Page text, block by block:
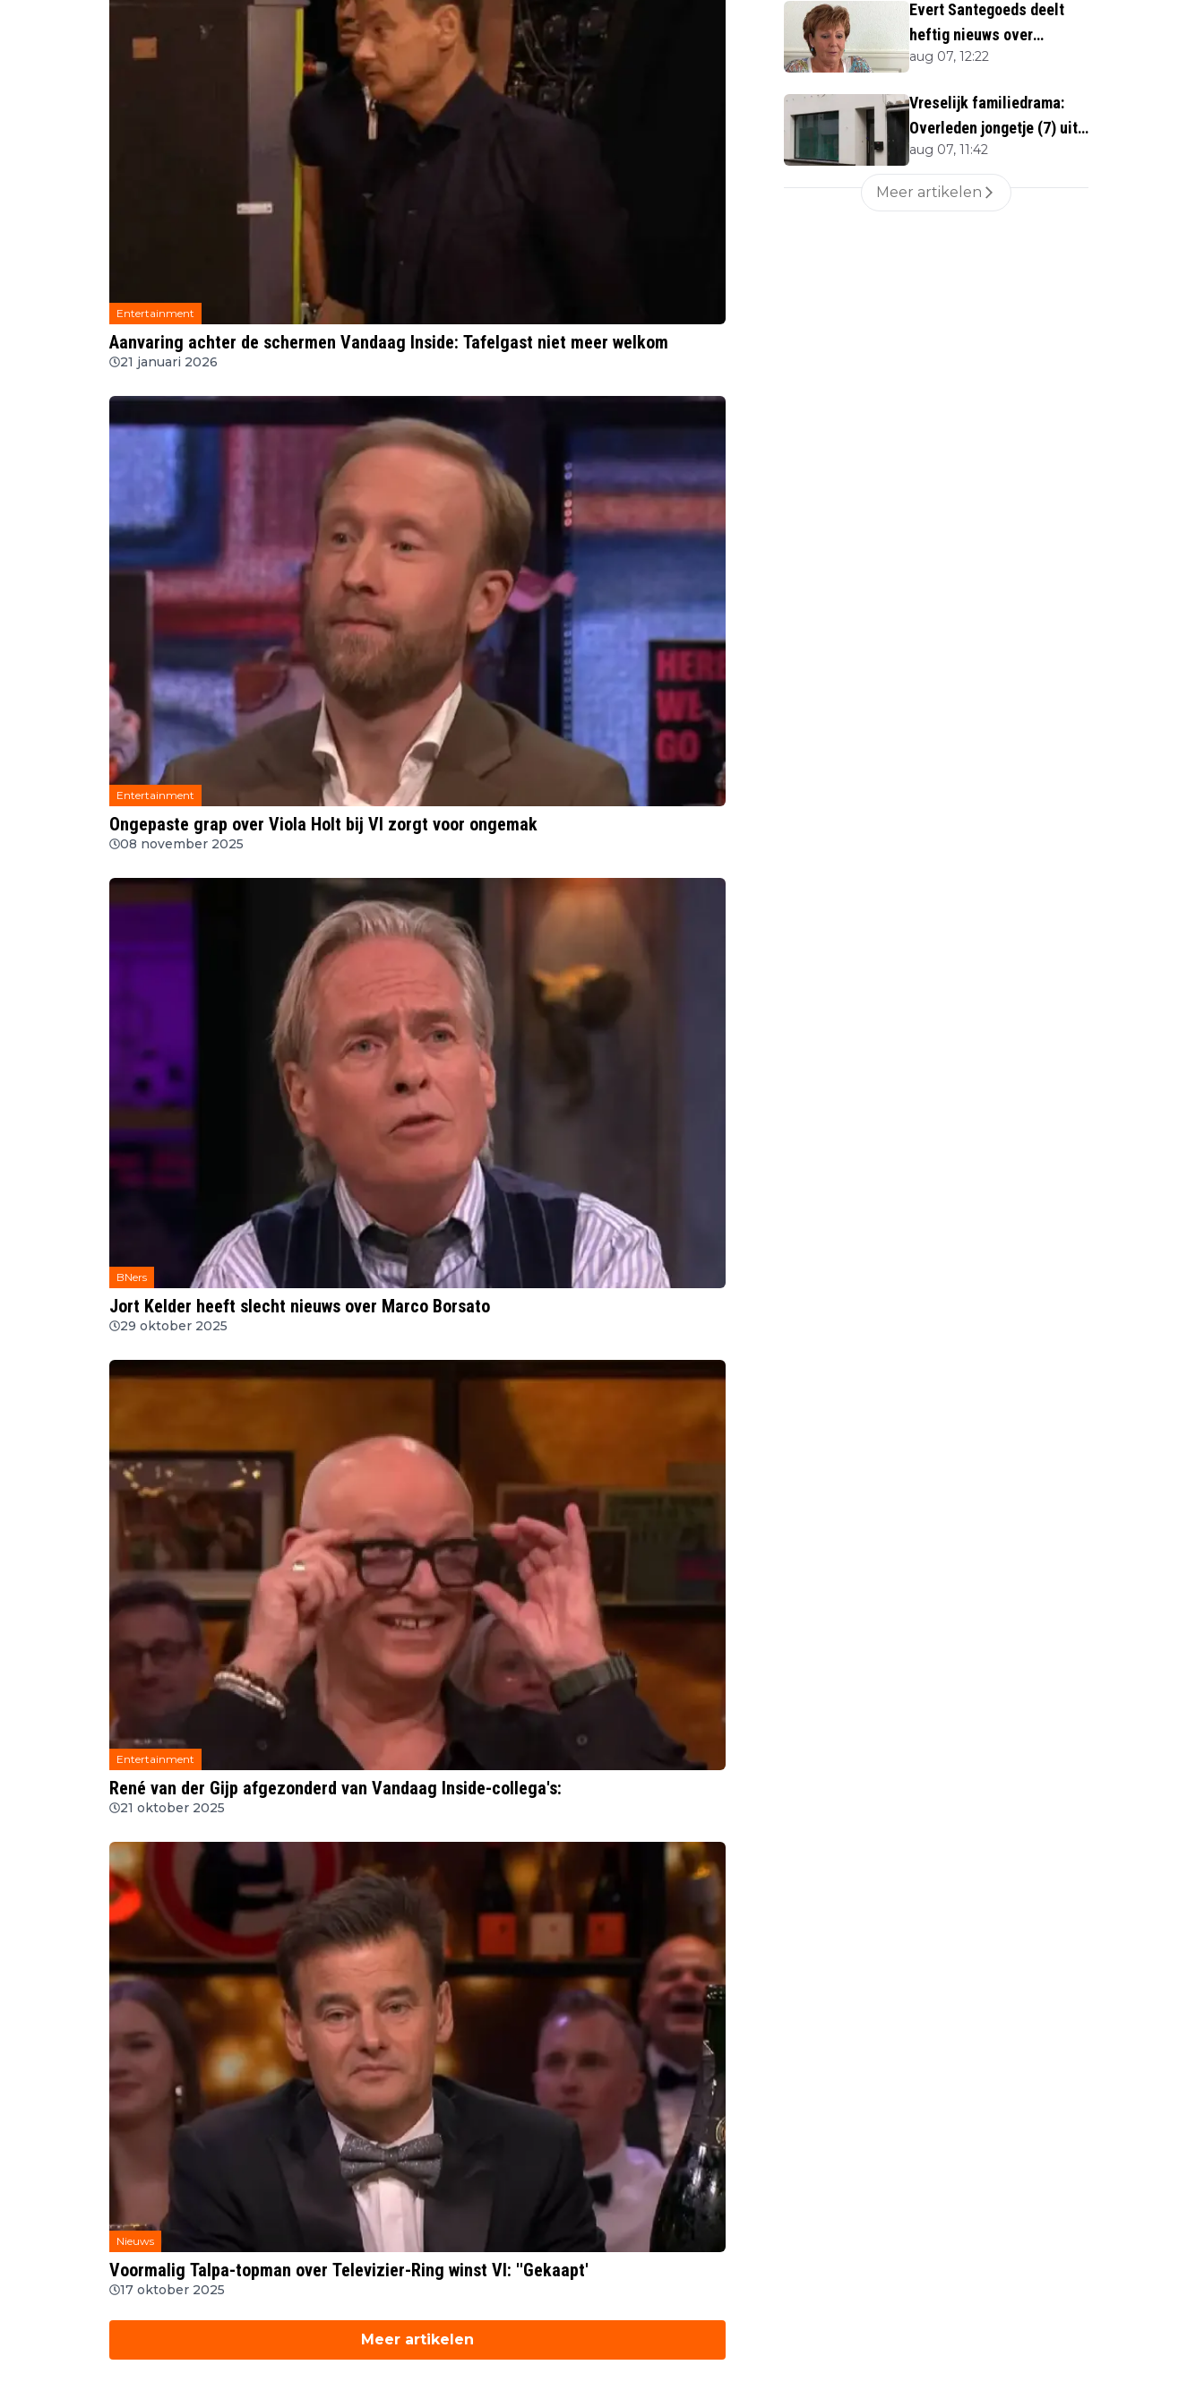
Entertainment
Aanvaring achter de schermen Vandaag Inside: Tafelgast niet meer welkom
21 januari 2026
Entertainment
Ongepaste grap over Viola Holt bij VI zorgt voor ongemak
08 november 2025
BNers
Jort Kelder heeft slecht nieuws over Marco Borsato
29 oktober 2025
Entertainment
René van der Gijp afgezonderd van Vandaag Inside-collega's:
21 oktober 2025
Nieuws
Voormalig Talpa-topman over Televizier-Ring winst VI: ''Gekaapt'
17 oktober 2025
Meer artikelen
Evert Santegoeds deelt
heftig nieuws over
Marianne Weber (70)
aug 07, 12:22
Vreselijk familiedrama:
Overleden jongetje (7) uit
woning gehaald
aug 07, 11:42
Meer artikelen